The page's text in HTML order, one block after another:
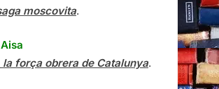
moscovita.
la força obrera de Catalunya.